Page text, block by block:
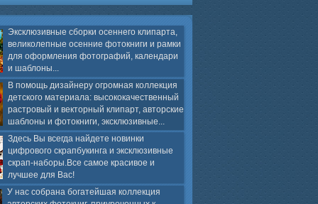
Эксклюзивные сборки осеннего клипарта,
великолепные осенние фотокниги и рамки
для оформления фотографий, календари
и шаблоны...
В помощь дизайнеру огромная коллекция
детского материала: высококачественный
растровый и векторный клипарт, авторские
шаблоны и фотокниги, эксклюзивные...
Здесь Вы всегда найдете новинки
цифрового скрапбукинга и эксклюзивные
скрап-наборы.Все самое красивое и
лучшее для Вас!
У нас собрана богатейшая коллекция